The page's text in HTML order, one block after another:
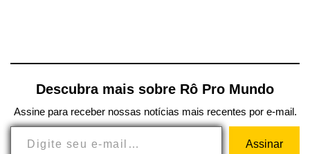
Descubra mais sobre Rô Pro Mundo
Assine para receber nossas notícias mais recentes por e-mail.
Assinar